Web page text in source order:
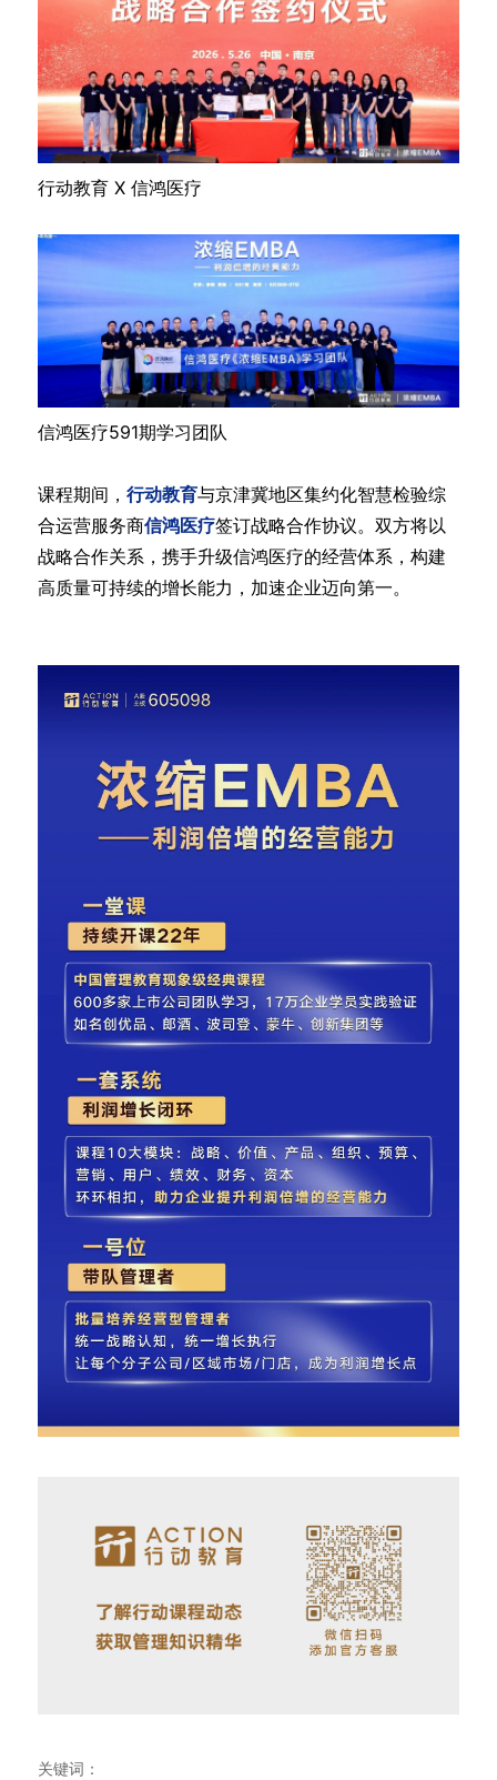
行动教育 X 信鸿医疗
信鸿医疗591期学习团队
课程期间， 行动教育与京津冀地区集约化智慧检验综
合运营服务商信鸿医疗签订战略合作协议。双方将以
战略合作关系，携手升级信鸿医疗的经营体系，构建
高质量可持续的增长能力，加速企业迈向第一。
关键词：